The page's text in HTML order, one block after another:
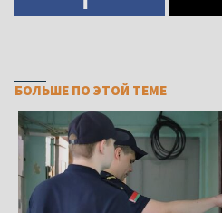
БОЛЬШЕ ПО ЭТОЙ ТЕМЕ